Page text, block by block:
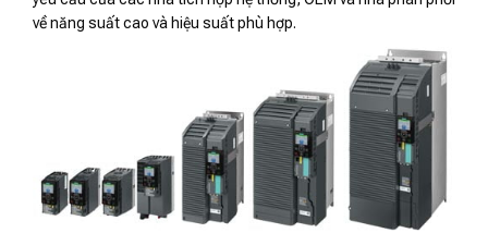
về năng suất cao và hiệu suất phù hợp.